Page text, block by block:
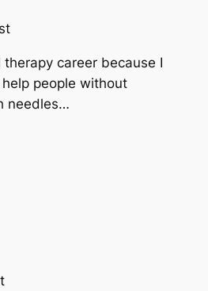
therapy career because I
people without
needles…